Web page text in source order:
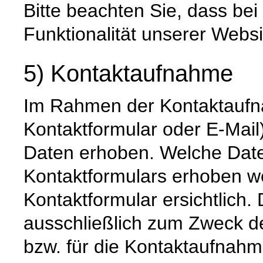
Bitte beachten Sie, dass
Funktionalität unserer
5) Kontaktaufnahme
Im Rahmen der
Kontaktformular oder E-
Daten erhoben. Welche
Kontaktformulars erhoben
Kontaktformular ersichtlich.
ausschließlich zum Zweck
bzw. für die